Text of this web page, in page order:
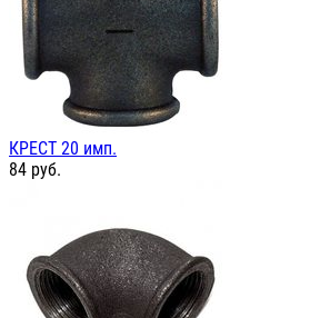
КРЕСТ 20 имп.
84 руб.